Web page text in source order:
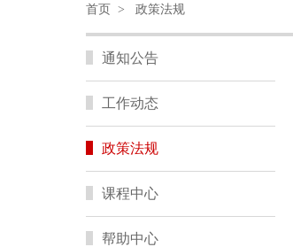
首页 > 政策法规
通知公告
工作动态
政策法规
课程中心
帮助中心